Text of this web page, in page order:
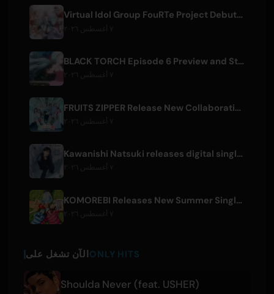
Virtual Idol Group FouRTe Project Debuts with 'ALL IN' Album Produced by m-flo's ☆Taku Takahashi
BLACK TORCH Episode 6 Preview and Streaming Details
FRUITS ZIPPER Release New Collaboration Song '1,2,3,FOOOOUR'
Kawanishi Natsuki releases digital single 'Sayonara wa Ichiban Kirei na Atashi de'
KOMOREBI Releases New Summer Single 'Letsu Natsu'
الآن تشغل علىONLY HITS
Shoulda Never (feat. USHER)